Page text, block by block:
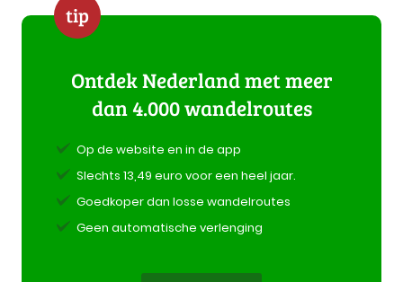
tip
Ontdek Nederland met meer
dan 4.000 wandelroutes
Op de website en in de app
Slechts 13,49 euro voor een heel jaar.
Goedkoper dan losse wandelroutes
Geen automatische verlenging